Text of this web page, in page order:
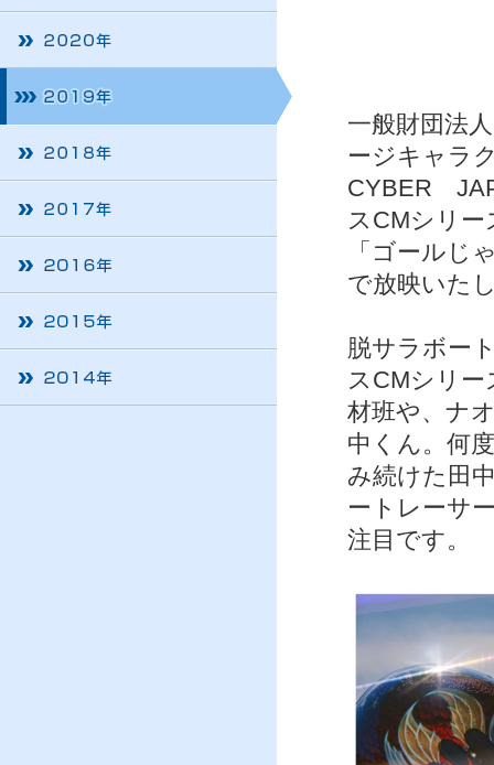
一般財団法
ージキャラ
CYBER
スCMシリー
「ゴールじ
で放映いた
脱サラボー
スCMシリ
材班や、ナ
中くん。何
み続けた田
ートレーサ
注目です。